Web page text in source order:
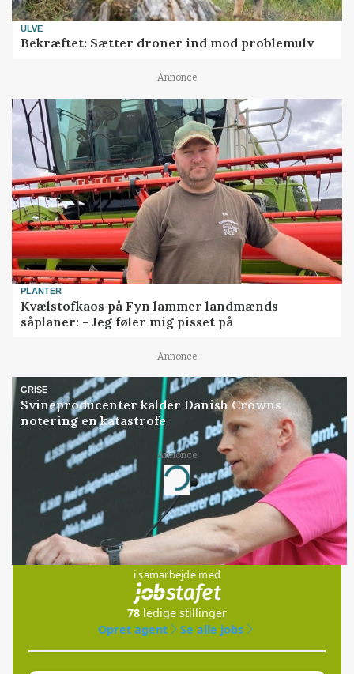
ULVE
Bekræftet: Sætter droner ind mod problemulv
Annonce
PLANTER
Kvælstofkaos på Fyn lammer landmænds
såplaner: - Jeg føler mig pisset på
Annonce
GRISE
Svineproducenter kalder Danish Crowns
notering en katastrofe
Annonce
Loading...
Jobs
i samarbejde med
78 ledige stillinger
Opret agent
Se alle jobs